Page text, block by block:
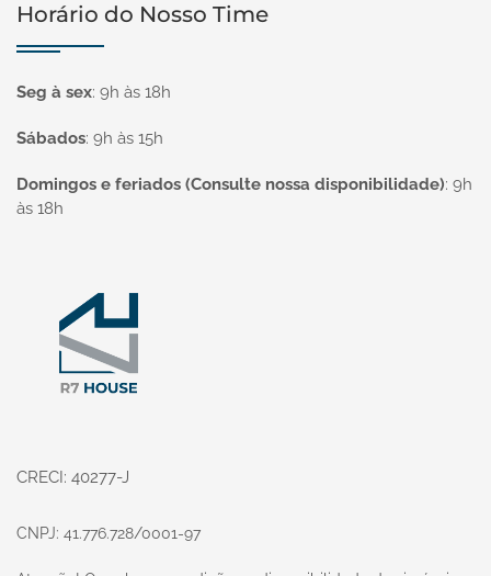
Horário do Nosso Time
Seg à sex: 9h às 18h
Sábados: 9h às 15h
Domingos e feriados (Consulte nossa disponibilidade): 9h
às 18h
CRECI: 40277-J
CNPJ: 41.776.728/0001-97